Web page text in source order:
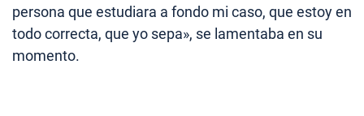
persona que estudiara a fondo mi caso, que estoy en
todo correcta, que yo sepa», se lamentaba en su
momento.